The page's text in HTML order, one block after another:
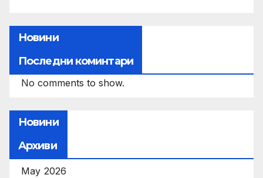
Новини
Последни коминтари
No comments to show.
Новини
Архиви
May 2026